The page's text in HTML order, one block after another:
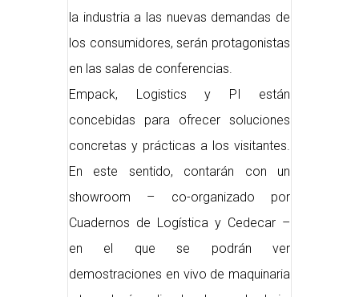
la industria a las nuevas demandas de
los consumidores, serán protagonistas
en las salas de conferencias.
Empack, Logistics y PI están
concebidas para ofrecer soluciones
concretas y prácticas a los visitantes.
En este sentido, contarán con un
showroom – co-organizado por
Cuadernos de Logística y Cedecar –
en el que se podrán ver
demostraciones en vivo de maquinaria